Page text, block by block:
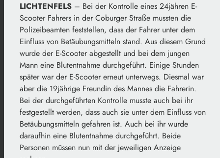
LICHTENFELS – Bei der Kontrolle eines 24jähren E-
Scooter Fahrers in der Coburger Straße mussten die
Polizeibeamten feststellen, dass der Fahrer unter dem
Einfluss von Betäubungsmitteln stand. Aus diesem Grund
wurde der E-Scooter abgestellt und bei dem jungen
Mann eine Blutentnahme durchgeführt. Einige Stunden
später war der E-Scooter erneut unterwegs. Diesmal war
aber die 19jährige Freundin des Mannes die Fahrerin.
Bei der durchgeführten Kontrolle musste auch bei ihr
festgestellt werden, dass auch sie unter dem Einfluss von
Betäubungsmitteln gefahren ist. Auch bei ihr wurde
daraufhin eine Blutentnahme durchgeführt. Beide
Personen müssen nun mit der jeweiligen Anzeige